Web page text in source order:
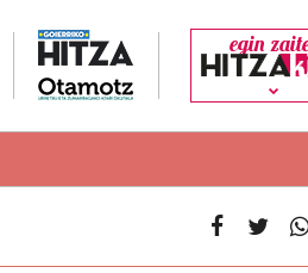
egin